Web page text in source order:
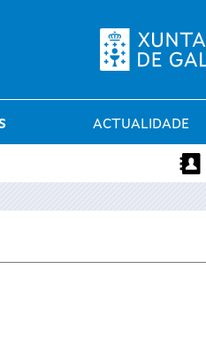
ACTUALIDADE